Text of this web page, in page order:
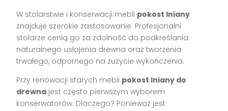
W stolarstwie i konserwacji mebli pokost lniany
znajduje szerokie zastosowanie. Profesjonalni
stolarze cenią go za zdolność do podkreślania
naturalnego usłojenia drewna oraz tworzenia
trwałego, odpornego na zużycie wykończenia.
Przy renowacji starych mebli pokost lniany do
drewna jest często pierwszym wyborem
konserwatorów. Dlaczego? Ponieważ jest